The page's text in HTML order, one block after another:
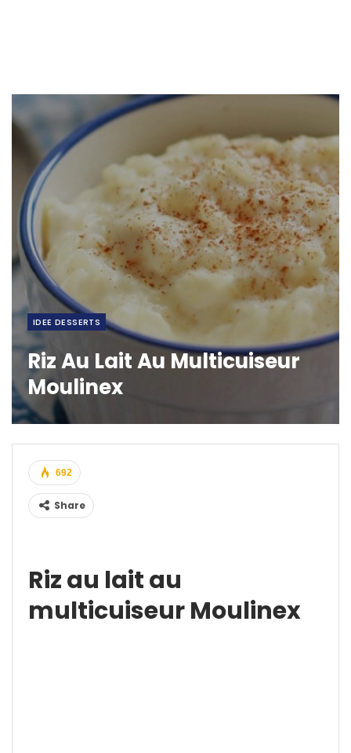
IDEE DESSERTS
Riz Au Lait Au Multicuiseur
Moulinex
692
Share
Riz au lait au
multicuiseur Moulinex